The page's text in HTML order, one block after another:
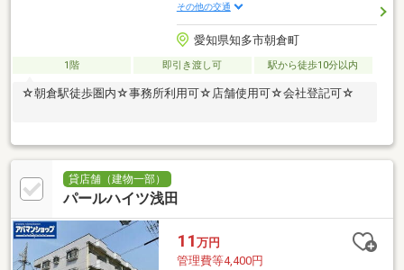
その他の交通
愛知県知多市朝倉町
1階 即引き渡し可 駅から徒歩10分以内
☆朝倉駅徒歩圏内☆事務所利用可☆店舗使用可☆会社登記可☆
貸店舗（建物一部）
パールハイツ浅田
11 万円
管理費等4,400円